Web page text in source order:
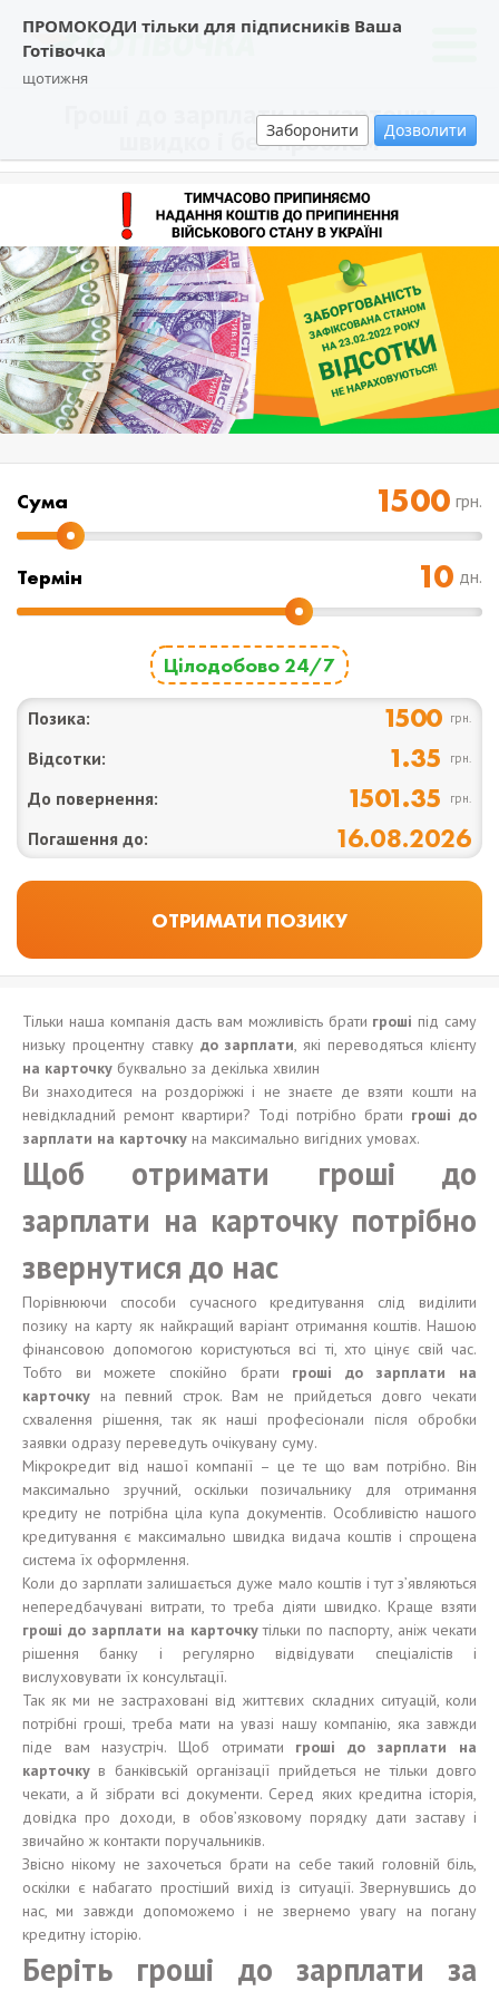
ПРОМОКОДИ тільки для підписників Ваша
Готівочка
щотижня
Заборонити Дозволити
Гроші до зарплати на карточку
швидко і без проблем
Cума грн.
Термін дн.
Цілодобово 24/7
Позика: 1500 грн.
Відсотки: 1.35 грн.
До повернення: 1501.35 грн.
Погашення до: 16.08.2026
Тільки наша компанія дасть вам можливість брати гроші під саму
низьку процентну ставку до зарплати, які переводяться клієнту
на карточку буквально за декілька хвилин
Ви знаходитеся на роздоріжжі і не знаєте де взяти кошти на
невідкладний ремонт квартири? Тоді потрібно брати гроші до
зарплати на карточку на максимально вигідних умовах.
Щоб отримати гроші до
зарплати на карточку потрібно
звернутися до нас
Порівнюючи способи сучасного кредитування слід виділити
позику на карту як найкращий варіант отримання коштів. Нашою
фінансовою допомогою користуються всі ті, хто цінує свій час.
Тобто ви можете спокійно брати гроші до зарплати на
карточку на певний строк. Вам не прийдеться довго чекати
схвалення рішення, так як наші професіонали після обробки
заявки одразу переведуть очікувану суму.
Мікрокредит від нашої компанії – це те що вам потрібно. Він
максимально зручний, оскільки позичальнику для отримання
кредиту не потрібна ціла купа документів. Особливістю нашого
кредитування є максимально швидка видача коштів і спрощена
система їх оформлення.
Коли до зарплати залишається дуже мало коштів і тут з’являються
непередбачувані витрати, то треба діяти швидко. Краще взяти
гроші до зарплати на карточкутільки по паспорту, аніж чекати
рішення банку і регулярно відвідувати спеціалістів і
вислуховувати їх консультації.
Так як ми не застраховані від життєвих складних ситуацій, коли
потрібні гроші, треба мати на увазі нашу компанію, яка завжди
піде вам назустріч. Щоб отримати гроші до зарплати на
карточку в банківській організації прийдеться не тільки довго
чекати, а й зібрати всі документи. Серед яких кредитна історія,
довідка про доходи, в обов’язковому порядку дати заставу і
звичайно ж контакти поручальників.
Звісно нікому не захочеться брати на себе такий головній біль,
оскілки є набагато простіший вихід із ситуації. Звернувшись до
нас, ми завжди допоможемо і не звернемо увагу на погану
кредитну історію.
Беріть гроші до зарплати за